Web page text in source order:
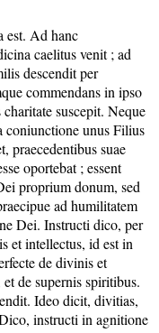
est. Ad hanc
caelitus venit ; ad
descendit per
commendans in ipso
suscepit. Neque
coniunctione unus Filius
praecedentibus suae
oportebat ; essent
proprium donum, sed
ad humilitatem
Dei. Instructi dico, per
et intellectus, id est in
de divinis et
de supernis spiritibus.
Ideo dicit, divitias,
instructi in agnitione